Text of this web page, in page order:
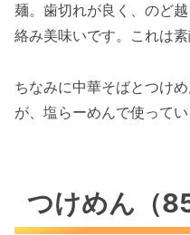
麺。歯切れが良く、のど
絡み美味いです。これは素
ちなみに中華そばとつけ
が、塩らーめんで使って
つけめん（